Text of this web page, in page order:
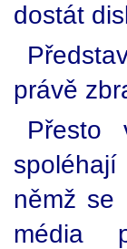
dostát
právě
Přesto
němž se
média